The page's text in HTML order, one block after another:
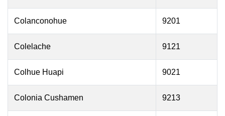
Colanconohue 9201
Colelache 9121
Colhue Huapi 9021
Colonia Cushamen 9213